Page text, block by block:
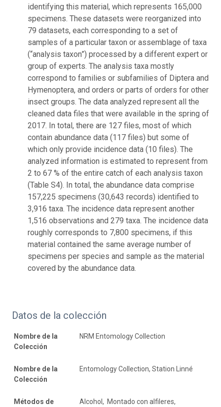
identifying this material, which represents 165,000
specimens. These datasets were reorganized into
79 datasets, each corresponding to a set of
samples of a particular taxon or assemblage of taxa
(“analysis taxon”) processed by a different expert or
group of experts. The analysis taxa mostly
correspond to families or subfamilies of Diptera and
Hymenoptera, and orders or parts of orders for other
insect groups. The data analyzed represent all the
cleaned data files that were available in the spring of
2017. In total, there are 127 files, most of which
contain abundance data (117 files) but some of
which only provide incidence data (10 files). The
analyzed information is estimated to represent from
2 to 67 % of the entire catch of each analysis taxon
(Table S4). In total, the abundance data comprise
157,225 specimens (30,643 records) identified to
3,916 taxa. The incidence data represent another
1,516 observations and 279 taxa. The incidence data
roughly corresponds to 7,800 specimens, if this
material contained the same average number of
specimens per species and sample as the material
covered by the abundance data.
Datos de la colección
Nombre de la
Colección
NRM Entomology Collection
Nombre de la
Colección
Entomology Collection, Station Linné
Métodos de
Alcohol, Montado con alfileres,